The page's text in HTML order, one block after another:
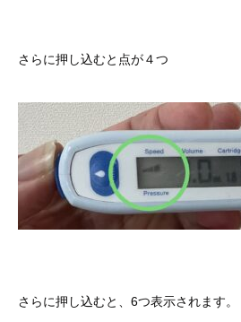
さらに押し込むと点が４つ
さらに押し込むと、6つ表示されます